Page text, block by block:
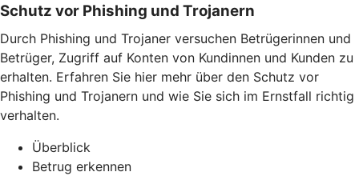
Schutz vor Phishing und Trojanern
Durch Phishing und Trojaner versuchen Betrügerinnen und
Betrüger, Zugriff auf Konten von Kundinnen und Kunden zu
erhalten. Erfahren Sie hier mehr über den Schutz vor
Phishing und Trojanern und wie Sie sich im Ernstfall richtig
verhalten.
Überblick
Betrug erkennen